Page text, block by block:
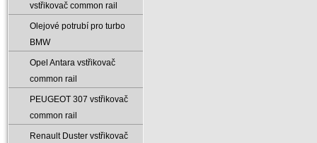
vstřikovač common rail
Olejové potrubí pro turbo
BMW
Opel Antara vstřikovač
common rail
PEUGEOT 307 vstřikovač
common rail
Renault Duster vstřikovač